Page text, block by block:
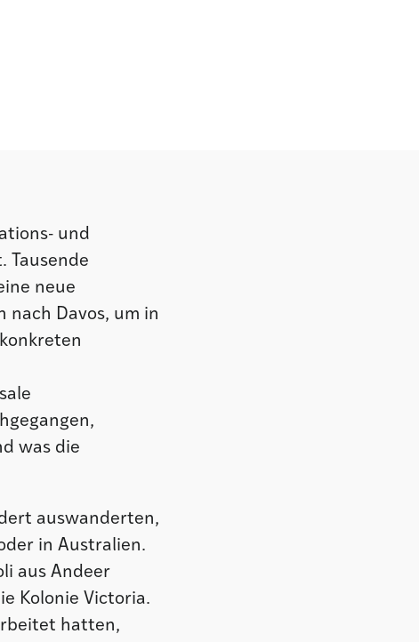
und
Tausende
neue
nach Davos, um in
was die
auswanderten,
in Australien.
aus Andeer
Kolonie Victoria.
hatten,